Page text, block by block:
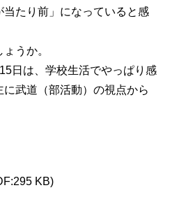
たり前」になっていると感
うか。
日は、学校生活でやっぱり感
武道（部活動）の視点から
KB)